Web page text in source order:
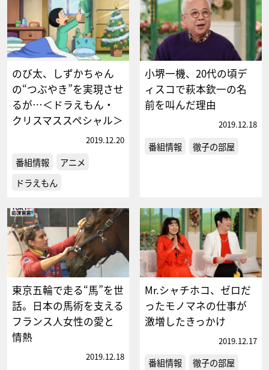
のび太、しずかちゃん
の“つぶやき”を実現させ
るが…＜ドラえもん・
クリスマススペシャル＞
2019.12.20
番組情報
アニメ
ドラえもん
小堺一機、20代の頃デ
ィスコで萩本欽一の名
前を叫んだ理由
2019.12.18
番組情報 徹子の部屋
東京五輪で走る“馬”を世
話。日本の馬術を支える
フランス人女性の愛と
情熱
2019.12.18
Mr.シャチホコ、ゼロだ
ったモノマネの仕事が
激増したきっかけ
2019.12.17
番組情報 徹子の部屋